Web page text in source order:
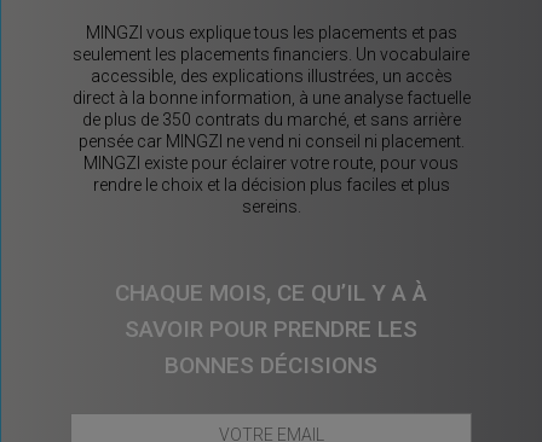
MINGZI vous explique tous les placements et pas
seulement les placements financiers. Un vocabulaire
accessible, des explications illustrées, un accès
direct à la bonne information, à une analyse factuelle
de plus de 350 contrats du marché, et sans arrière
pensée car MINGZI ne vend ni conseil ni placement.
MINGZI existe pour éclairer votre route, pour vous
rendre le choix et la décision plus faciles et plus
sereins.
CHAQUE MOIS, CE QU’IL Y A À
SAVOIR POUR PRENDRE LES
BONNES DÉCISIONS